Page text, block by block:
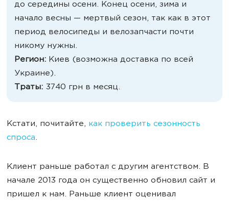
до середины осени. Конец осени, зима и
начало весны — мертвый сезон, так как в этот
период велосипеды и велозапчасти почти
никому нужны.
Регион: Киев (возможна доставка по всей
Украине).
Траты: 3740 грн в месяц.
Кстати, почитайте, как проверить сезонность
спроса.
Клиент раньше работал с другим агентством. В
начале 2013 года он существенно обновил сайт и
пришел к нам. Раньше клиент оценивал